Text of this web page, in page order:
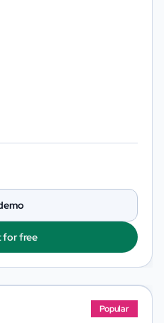
for free
Popular